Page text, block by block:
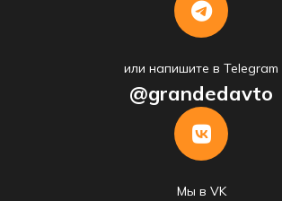
или напишите в Telegram
@grandedavto
Мы в VK